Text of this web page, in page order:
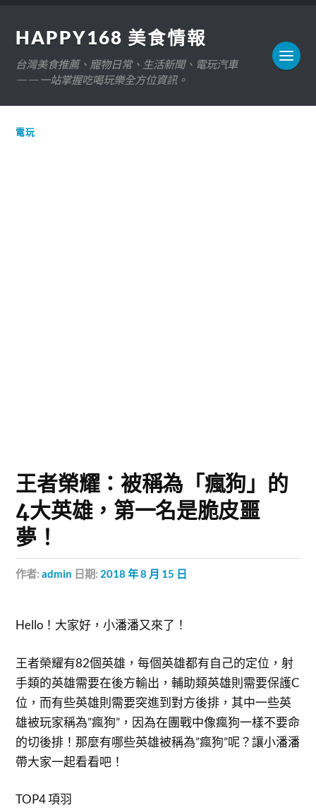
HAPPY168 美食情報
台灣美食推薦、寵物日常、生活新聞、電玩汽車
——一站掌握吃喝玩樂全方位資訊。
電玩
王者榮耀：被稱為「瘋狗」的
4大英雄，第一名是脆皮噩
夢！
作者:admin 日期: 2018 年 8 月 15 日
Hello！大家好，小潘潘又來了！
王者榮耀有82個英雄，每個英雄都有自己的定位，射
手類的英雄需要在後方輸出，輔助類英雄則需要保護C
位，而有些英雄則需要突進到對方後排，其中一些英
雄被玩家稱為”瘋狗”，因為在團戰中像瘋狗一樣不要命
的切後排！那麼有哪些英雄被稱為”瘋狗”呢？讓小潘潘
帶大家一起看看吧！
TOP4 項羽